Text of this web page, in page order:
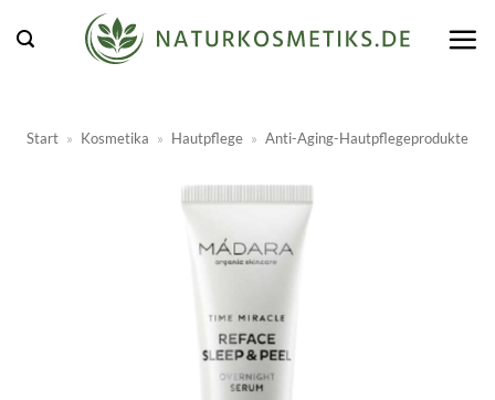
Inhalt
Start » Kosmetika » Hautpflege » Anti-Aging-Hautpflegeprodukte